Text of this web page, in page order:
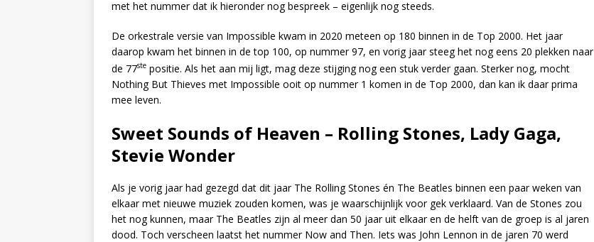
met het nummer dat ik hieronder nog bespreek – eigenlijk nog steeds.
De orkestrale versie van Impossible kwam in 2020 meteen op 180 binnen in de Top 2000. Het jaar
daarop kwam het binnen in de top 100, op nummer 97, en vorig jaar steeg het nog eens 20 plekken naar
de 77ste positie. Als het aan mij ligt, mag deze stijging nog een stuk verder gaan. Sterker nog, mocht
Nothing But Thieves met Impossible ooit op nummer 1 komen in de Top 2000, dan kan ik daar prima
mee leven.
Sweet Sounds of Heaven – Rolling Stones, Lady Gaga,
Stevie Wonder
Als je vorig jaar had gezegd dat dit jaar The Rolling Stones én The Beatles binnen een paar weken van
elkaar met nieuwe muziek zouden komen, was je waarschijnlijk voor gek verklaard. Van de Stones zou
het nog kunnen, maar The Beatles zijn al meer dan 50 jaar uit elkaar en de helft van de groep is al jaren
dood. Toch verscheen laatst het nummer Now and Then. Iets was John Lennon in de jaren 70 werd